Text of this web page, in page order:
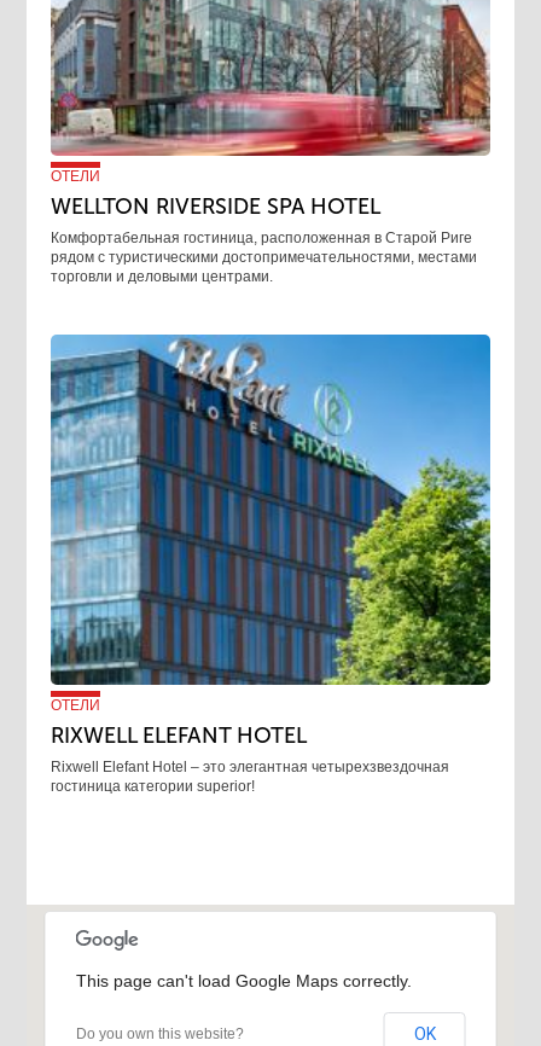
ОТЕЛИ
WELLTON RIVERSIDE SPA HOTEL
Комфортабельная гостиница, расположенная в Старой Риге
рядом с туристическими достопримечательностями, местами
торговли и деловыми центрами.
ОТЕЛИ
RIXWELL ELEFANT HOTEL
Rixwell Elefant Hotel ‒ это элегантная четырехзвездочная
гостиница категории superior!
This page can't load Google Maps correctly.
Do you own this website? OK